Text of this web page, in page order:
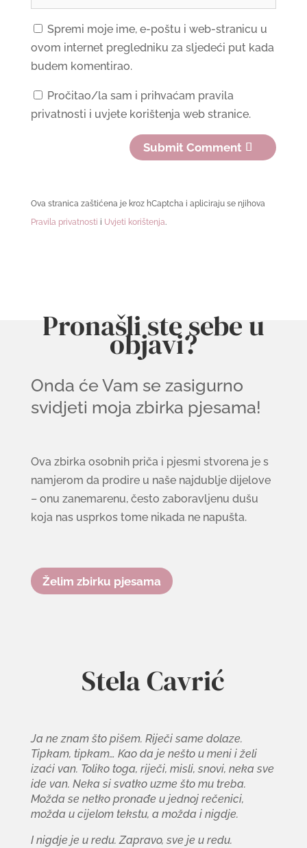
Spremi moje ime, e-poštu i web-stranicu u
ovom internet pregledniku za sljedeći put kada
budem komentirao.
Pročitao/la sam i prihvaćam pravila
privatnosti i uvjete korištenja web stranice.
Submit Comment
Ova stranica zaštićena je kroz hCaptcha i apliciraju se njihova
Pravila privatnosti i Uvjeti korištenja.
Pronašli ste sebe u
objavi?
Onda će Vam se zasigurno
svidjeti moja zbirka pjesama!
Ova zbirka osobnih priča i pjesmi stvorena je s
namjerom da prodire u naše najdublje dijelove
– onu zanemarenu, često zaboravljenu dušu
koja nas usprkos tome nikada ne napušta.
Želim zbirku pjesama
Stela Cavrić
Ja ne znam što pišem. Riječi same dolaze.
Tipkam, tipkam… Kao da je nešto u meni i želi
izaći van. Toliko toga, riječi, misli, snovi, neka sve
ide van. Neka si svatko uzme što mu treba.
Možda se netko pronađe u jednoj rečenici,
možda u cijelom tekstu, a možda i nigdje.
I nigdje je u redu. Zapravo, sve je u redu.